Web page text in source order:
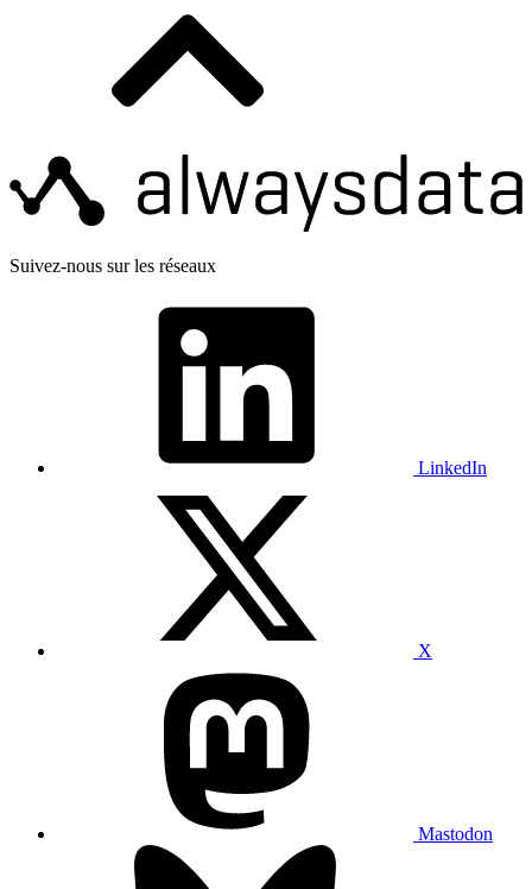
Suivez-nous sur les réseaux
LinkedIn
X
Mastodon